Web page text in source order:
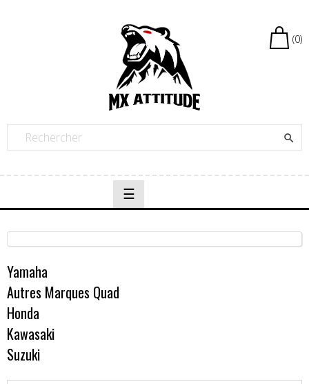

(0)
Basculer
la
☰
Yamaha
Autres Marques Quad
Honda
Kawasaki
Suzuki